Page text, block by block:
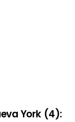
York (4):